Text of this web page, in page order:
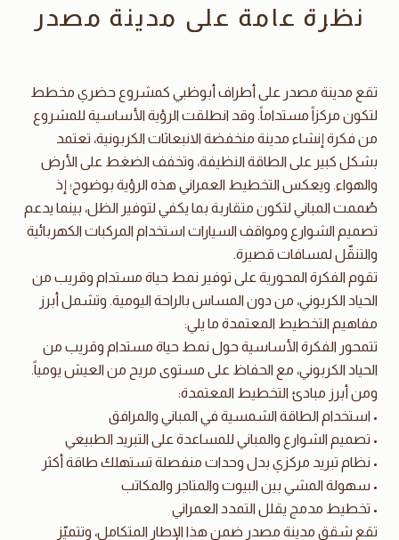
نظرة عامة على مدينة مصدر
تقع مدينة مصدر على أطراف أبوظبي كمشروع حضري مخطط
لتكون مركزاً مستداماً. وقد انطلقت الرؤية الأساسية للمشروع
من فكرة إنشاء مدينة منخفضة الانبعاثات الكربونية، تعتمد
بشكل كبير على الطاقة النظيفة، وتخفف الضغط على الأرض
والهواء. ويعكس التخطيط العمراني هذه الرؤية بوضوح؛ إذ
صُممت المباني لتكون متقاربة بما يكفي لتوفير الظل، بينما يدعم
تصميم الشوارع ومواقف السيارات استخدام المركبات الكهربائية
والتنقّل لمسافات قصيرة.
تقوم الفكرة المحورية على توفير نمط حياة مستدام وقريب من
الحياد الكربوني، من دون المساس بالراحة اليومية. وتشمل أبرز
مفاهيم التخطيط المعتمدة ما يلي:
تتمحور الفكرة الأساسية حول نمط حياة مستدام وقريب من
الحياد الكربوني، مع الحفاظ على مستوى مريح من العيش يومياً.
ومن أبرز مبادئ التخطيط المعتمدة:
• استخدام الطاقة الشمسية في المباني والمرافق
• تصميم الشوارع والمباني للمساعدة على التبريد الطبيعي
• نظام تبريد مركزي بدل وحدات منفصلة تستهلك طاقة أكثر
• سهولة المشي بين البيوت والمتاجر والمكاتب
• تخطيط مدمج يقلل التمدد العمراني
تقع شقق مدينة مصدر ضمن هذا الإطار المتكامل، وتتميّز